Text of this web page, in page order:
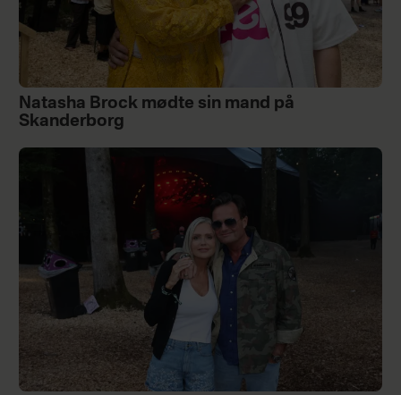
Natasha Brock mødte sin mand på
Skanderborg